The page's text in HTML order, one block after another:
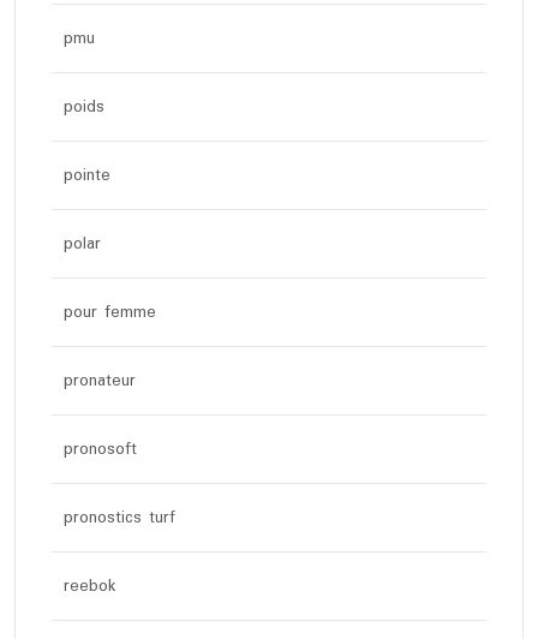
pmu
poids
pointe
polar
pour femme
pronateur
pronosoft
pronostics turf
reebok